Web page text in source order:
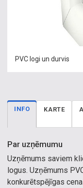
PVC logi un durvis
INFO KARTE
Par uzņēmumu
Uzņēmums saviem
logus. Uzņēmums
konkurētspējīgas